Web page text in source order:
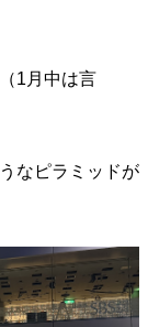
1月中は言
なピラミッドが